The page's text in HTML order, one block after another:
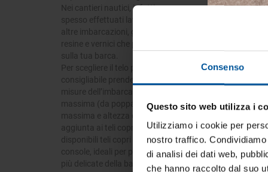
tua
vive la
Consenso
Questo sito web utilizza i
Utilizziamo i cookie per
nostro traffico.
di analisi dei dati web,
che hanno raccolto dal suo
Nei cantieri nautici, infatti, vengono
spesso effettuati lavori di rimessaggio su
altre imbarcazioni, generando polveri,
resine e vernici che potrebbero depositarsi
sulla tua barca.
Per scegliere il telo più adatto, è
consigliabile prendere manualmente le
misure dell’imbarcazione: lunghezza
massima (da poppa a prua), larghezza
massima e altezza dal calpestio. In
aggiunta ai teli copri barca, sono
disponibili teli copri motore e copri
console, ideali per proteggere solo le parti
più delicate della barca.
- 38%